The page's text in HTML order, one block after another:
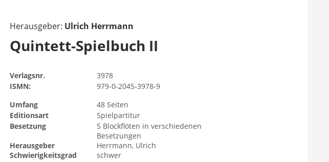
Herausgeber: Ulrich Herrmann
Quintett-Spielbuch II
Verlagsnr.
3978
ISMN:
979-0-2045-3978-9
Umfang
48 Seiten
Editionsart
Spielpartitur
Besetzung
5 Blockflöten in verschiedenen
Besetzungen
Herausgeber
Herrmann, Ulrich
Schwierigkeitsgrad
schwer